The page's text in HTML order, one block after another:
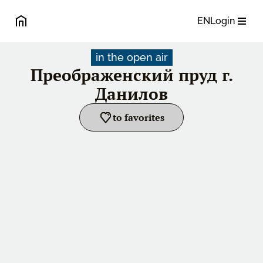
ENLogin
in the open air
Преображенский пруд г.
Данилов
to favorites